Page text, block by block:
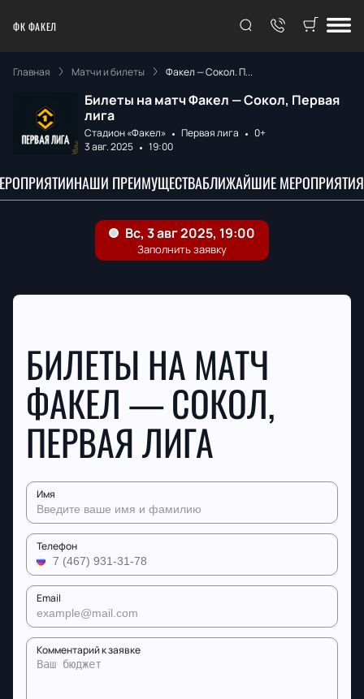
ФК ФАКЕЛ
Главная Матчи и билеты Факел — Сокол. П...
Билеты на матч Факел — Сокол, Первая
лига
Стадион «Факел» Первая лига
0+
3 авг. 2025
19:00
НАШИ ПРЕИМУЩЕСТВАБЛИЖАЙШИЕ МЕРОПРИЯТИЯ
БИЛЕТЫ НА МАТЧ
ФАКЕЛ — СОКОЛ,
ПЕРВАЯ ЛИГА
Имя
Телефон
Email
Комментарий к заявке